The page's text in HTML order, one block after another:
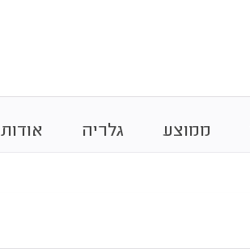
ממוצע גלריה אודות